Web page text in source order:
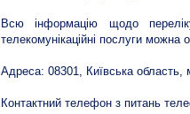
Всю інформацію щодо
телекомунікаційні послуги
Адреса: 08301, Київська область,
Контактний телефон з питань